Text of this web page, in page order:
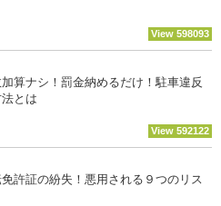
View 598093
算ナシ！罰金納めるだけ！駐車違反
とは
View 592122
許証の紛失！悪用される９つのリス